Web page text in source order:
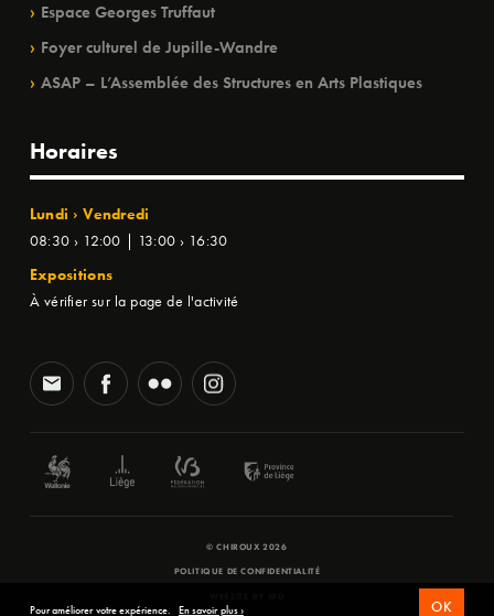
Espace Georges Truffaut
Foyer culturel de Jupille-Wandre
ASAP – L’Assemblée des Structures en Arts Plastiques
Horaires
Lundi › Vendredi
08:30 › 12:00 | 13:00 › 16:30
Expositions
À vérifier sur la page de l'activité
© CHIROUX 2026
POLITIQUE DE CONFIDENTIALITÉ
Pour améliorer votre expérience. En savoir plus › OK